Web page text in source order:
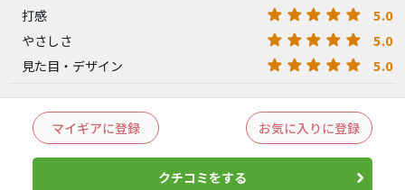
打感 5.0
やさしさ 5.0
見た目・デザイン 5.0
マイギアに登録 お気に入りに登録
クチコミをする